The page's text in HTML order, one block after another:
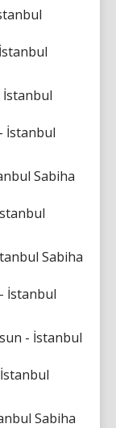
İstanbul
İstanbul
Sabiha
Sabiha
İstanbul
- İstanbul
Sabiha